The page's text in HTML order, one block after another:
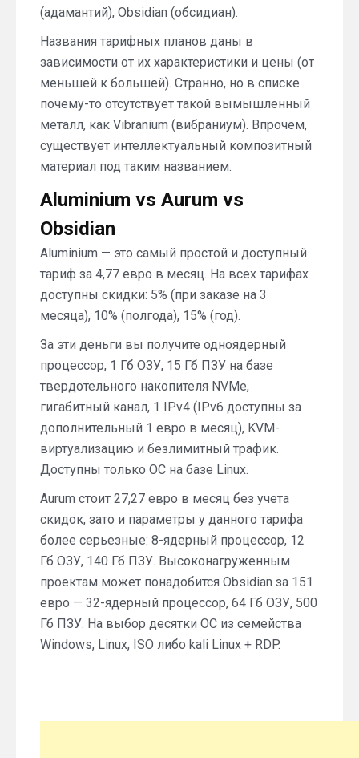
(адамантий), Obsidian (обсидиан).
Названия тарифных планов даны в
зависимости от их характеристики и цены (от
меньшей к большей). Странно, но в списке
почему-то отсутствует такой вымышленный
металл, как Vibranium (вибраниум). Впрочем,
существует интеллектуальный композитный
материал под таким названием.
Aluminium vs Aurum vs
Obsidian
Aluminium — это самый простой и доступный
тариф за 4,77 евро в месяц. На всех тарифах
доступны скидки: 5% (при заказе на 3
месяца), 10% (полгода), 15% (год).
За эти деньги вы получите одноядерный
процессор, 1 Гб ОЗУ, 15 Гб ПЗУ на базе
твердотельного накопителя NVMe,
гигабитный канал, 1 IPv4 (IPv6 доступны за
дополнительный 1 евро в месяц), KVM-
виртуализацию и безлимитный трафик.
Доступны только ОС на базе Linux.
Aurum стоит 27,27 евро в месяц без учета
скидок, зато и параметры у данного тарифа
более серьезные: 8-ядерный процессор, 12
Гб ОЗУ, 140 Гб ПЗУ. Высоконагруженным
проектам может понадобится Obsidian за 151
евро — 32-ядерный процессор, 64 Гб ОЗУ, 500
Гб ПЗУ. На выбор десятки ОС из семейства
Windows, Linux, ISO либо kali Linux + RDP.